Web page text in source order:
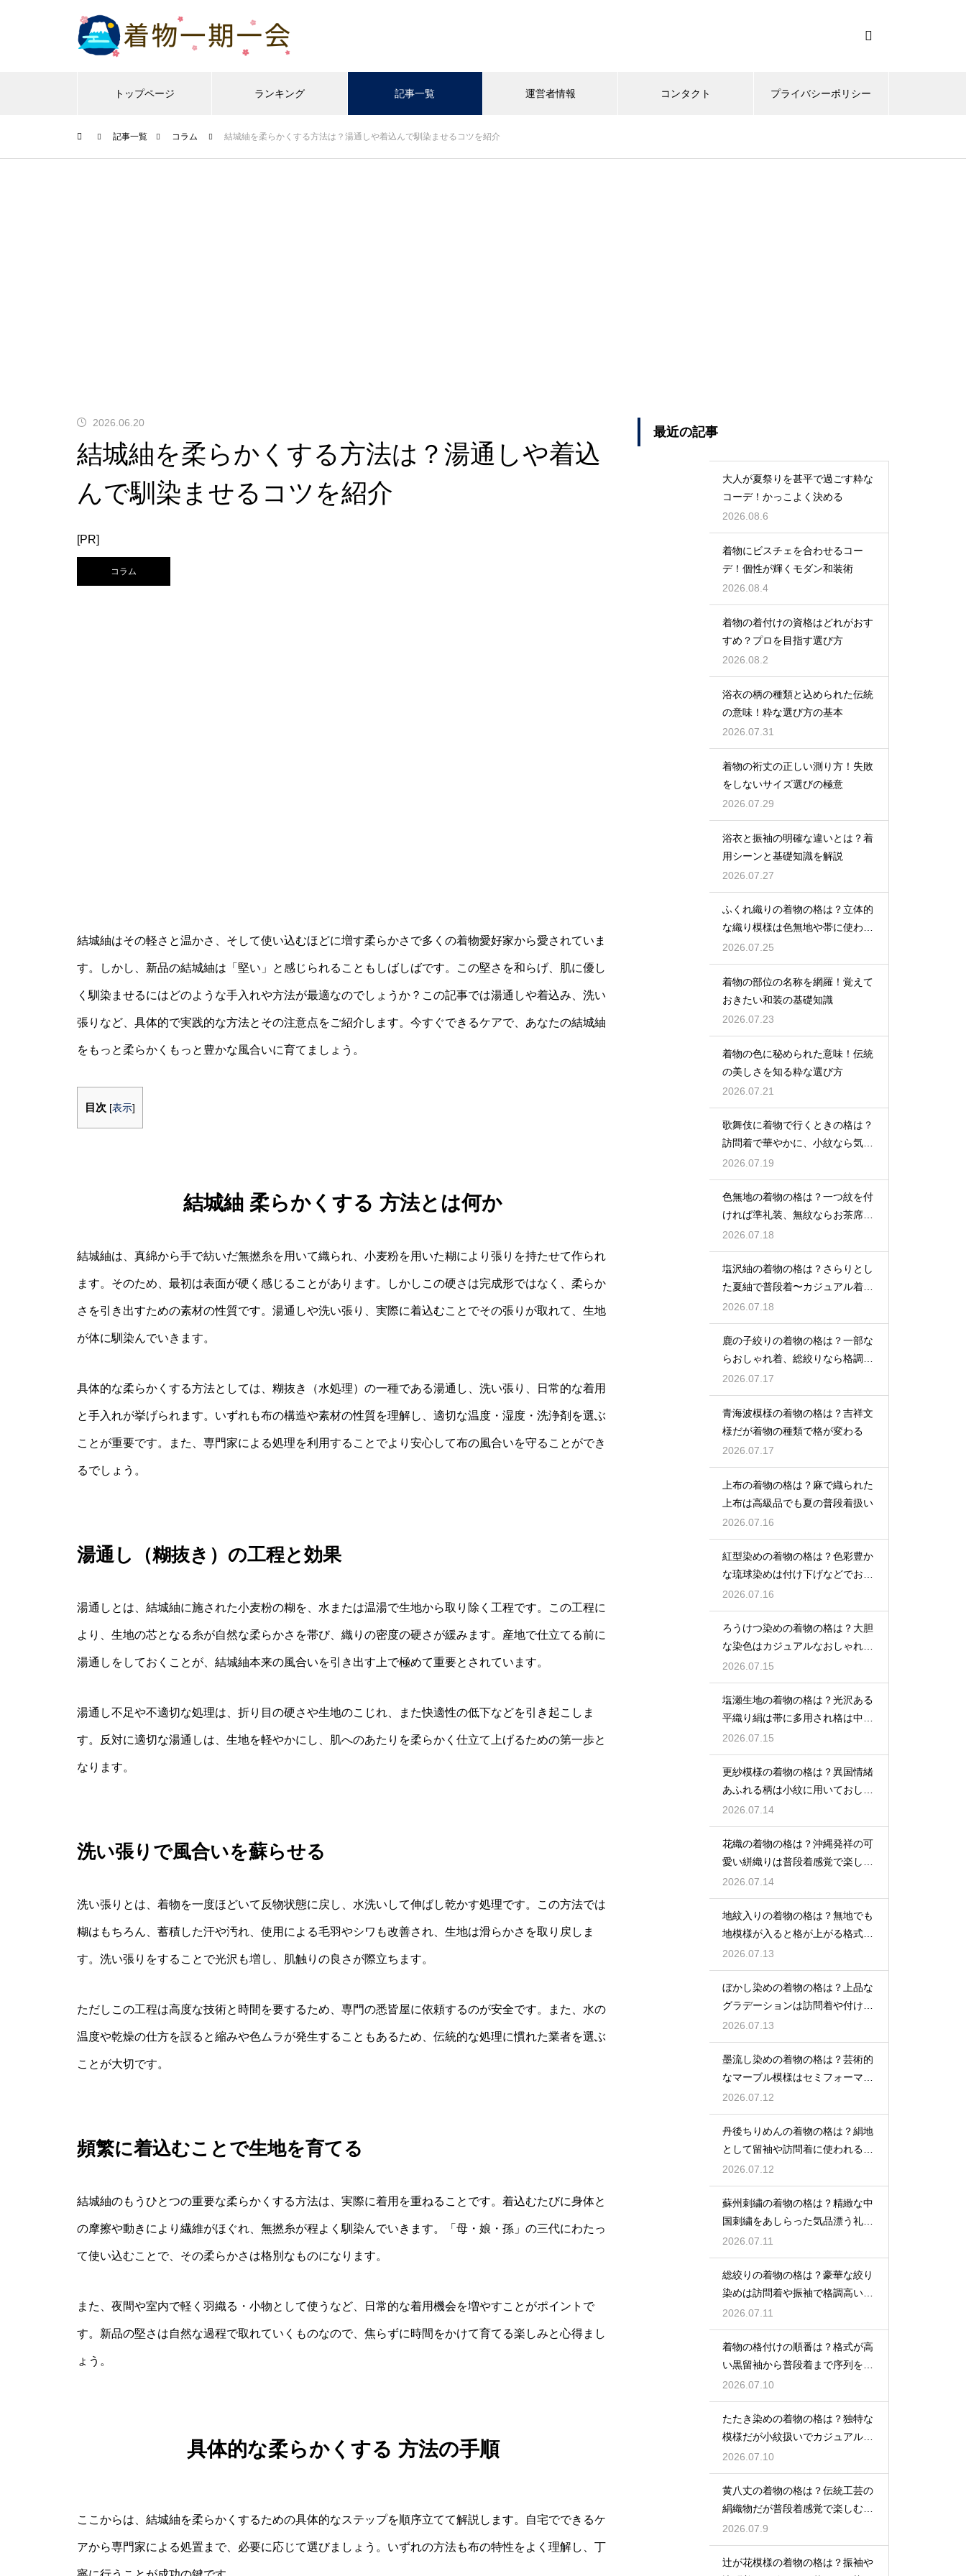
トップページ ランキング 記事一覧 運営者情報 コンタクト プライバシーポリシー
記事一覧 コラム 結城紬を柔らかくする方法は？湯通しや着込んで馴染ませるコツを紹介
2026.06.20
結城紬を柔らかくする方法は？湯通しや着込
んで馴染ませるコツを紹介
[PR]
コラム
結城紬はその軽さと温かさ、そして使い込むほどに増す柔らかさで多くの着物愛好家から愛されていま
す。しかし、新品の結城紬は「堅い」と感じられることもしばしばです。この堅さを和らげ、肌に優し
く馴染ませるにはどのような手入れや方法が最適なのでしょうか？この記事では湯通しや着込み、洗い
張りなど、具体的で実践的な方法とその注意点をご紹介します。今すぐできるケアで、あなたの結城紬
をもっと柔らかくもっと豊かな風合いに育てましょう。
目次 [表示]
結城紬 柔らかくする 方法とは何か
結城紬は、真綿から手で紡いだ無撚糸を用いて織られ、小麦粉を用いた糊により張りを持たせて作られ
ます。そのため、最初は表面が硬く感じることがあります。しかしこの硬さは完成形ではなく、柔らか
さを引き出すための素材の性質です。湯通しや洗い張り、実際に着込むことでその張りが取れて、生地
が体に馴染んでいきます。
具体的な柔らかくする方法としては、糊抜き（水処理）の一種である湯通し、洗い張り、日常的な着用
と手入れが挙げられます。いずれも布の構造や素材の性質を理解し、適切な温度・湿度・洗浄剤を選ぶ
ことが重要です。また、専門家による処理を利用することでより安心して布の風合いを守ることができ
るでしょう。
湯通し（糊抜き）の工程と効果
湯通しとは、結城紬に施された小麦粉の糊を、水または温湯で生地から取り除く工程です。この工程に
より、生地の芯となる糸が自然な柔らかさを帯び、織りの密度の硬さが緩みます。産地で仕立てる前に
湯通しをしておくことが、結城紬本来の風合いを引き出す上で極めて重要とされています。
湯通し不足や不適切な処理は、折り目の硬さや生地のこじれ、また快適性の低下などを引き起こしま
す。反対に適切な湯通しは、生地を軽やかにし、肌へのあたりを柔らかく仕立て上げるための第一歩と
なります。
洗い張りで風合いを蘇らせる
洗い張りとは、着物を一度ほどいて反物状態に戻し、水洗いして伸ばし乾かす処理です。この方法では
糊はもちろん、蓄積した汗や汚れ、使用による毛羽やシワも改善され、生地は滑らかさを取り戻しま
す。洗い張りをすることで光沢も増し、肌触りの良さが際立ちます。
ただしこの工程は高度な技術と時間を要するため、専門の悉皆屋に依頼するのが安全です。また、水の
温度や乾燥の仕方を誤ると縮みや色ムラが発生することもあるため、伝統的な処理に慣れた業者を選ぶ
ことが大切です。
頻繁に着込むことで生地を育てる
結城紬のもうひとつの重要な柔らかくする方法は、実際に着用を重ねることです。着込むたびに身体と
の摩擦や動きにより繊維がほぐれ、無撚糸が程よく馴染んでいきます。「母・娘・孫」の三代にわたっ
て使い込むことで、その柔らかさは格別なものになります。
また、夜間や室内で軽く羽織る・小物として使うなど、日常的な着用機会を増やすことがポイントで
す。新品の堅さは自然な過程で取れていくものなので、焦らずに時間をかけて育てる楽しみと心得まし
ょう。
具体的な柔らかくする 方法の手順
ここからは、結城紬を柔らかくするための具体的なステップを順序立てて解説します。自宅でできるケ
アから専門家による処置まで、必要に応じて選びましょう。いずれの方法も布の特性をよく理解し、丁
最近の記事
大人が夏祭りを甚平で過ごす粋な
コーデ！かっこよく決める
2026.08.6
着物にビスチェを合わせるコー
デ！個性が輝くモダン和装術
2026.08.4
着物の着付けの資格はどれがおす
すめ？プロを目指す選び方
2026.08.2
浴衣の柄の種類と込められた伝統
の意味！粋な選び方の基本
2026.07.31
着物の裄丈の正しい測り方！失敗
をしないサイズ選びの極意
2026.07.29
浴衣と振袖の明確な違いとは？着
用シーンと基礎知識を解説
2026.07.27
ふくれ織りの着物の格は？立体的
な織り模様は色無地や帯に使われ
格は控えめ
2026.07.25
着物の部位の名称を網羅！覚えて
おきたい和装の基礎知識
2026.07.23
着物の色に秘められた意味！伝統
の美しさを知る粋な選び方
2026.07.21
歌舞伎に着物で行くときの格は？
訪問着で華やかに、小紋なら気軽
な観劇に
2026.07.19
色無地の着物の格は？一つ紋を付
ければ準礼装、無紋ならお茶席向
きの格
2026.07.18
塩沢紬の着物の格は？さらりとし
た夏紬で普段着〜カジュアル着物
として活躍
2026.07.18
鹿の子絞りの着物の格は？一部な
らおしゃれ着、総絞りなら格調高
い晴れ着に
2026.07.17
青海波模様の着物の格は？吉祥文
様だが着物の種類で格が変わる
2026.07.17
上布の着物の格は？麻で織られた
上布は高級品でも夏の普段着扱い
2026.07.16
紅型染めの着物の格は？色彩豊か
な琉球染めは付け下げなどでおし
ゃれ着向き
2026.07.16
ろうけつ染めの着物の格は？大胆
な染色はカジュアルなおしゃれ着
に最適
2026.07.15
塩瀬生地の着物の格は？光沢ある
平織り絹は帯に多用され格は中位
程度
2026.07.15
更紗模様の着物の格は？異国情緒
あふれる柄は小紋に用いておしゃ
れ着向き
2026.07.14
花織の着物の格は？沖縄発祥の可
愛い絣織りは普段着感覚で楽しめ
る
2026.07.14
地紋入りの着物の格は？無地でも
地模様が入ると格が上がる格式を
解説
2026.07.13
ぼかし染めの着物の格は？上品な
グラデーションは訪問着や付け下
げで格調アップ
2026.07.13
墨流し染めの着物の格は？芸術的
なマーブル模様はセミフォーマル
な装いにも映える
2026.07.12
丹後ちりめんの着物の格は？絹地
として留袖や訪問着に使われる高
級素材
2026.07.12
蘇州刺繍の着物の格は？精緻な中
国刺繍をあしらった気品漂う礼装
着
2026.07.11
総絞りの着物の格は？豪華な絞り
染めは訪問着や振袖で格調高い印
象に
2026.07.11
着物の格付けの順番は？格式が高
い黒留袖から普段着まで序列を解
説
2026.07.10
たたき染めの着物の格は？独特な
模様だが小紋扱いでカジュアルに
着こなす
2026.07.10
黄八丈の着物の格は？伝統工芸の
絹織物だが普段着感覚で楽しむお
しゃれ着
2026.07.9
辻が花模様の着物の格は？振袖や